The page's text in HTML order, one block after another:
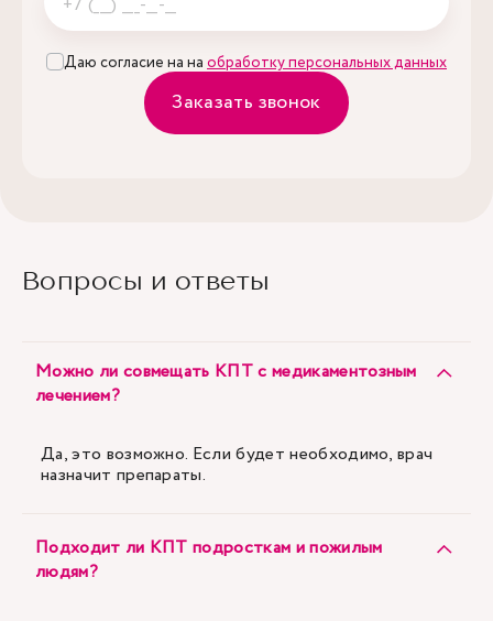
Даю согласие на на обработку персональных данных
Заказать звонок
Вопросы и ответы
Можно ли совмещать КПТ с медикаментозным
лечением?
Да, это возможно. Если будет необходимо, врач
назначит препараты.
Подходит ли КПТ подросткам и пожилым
людям?